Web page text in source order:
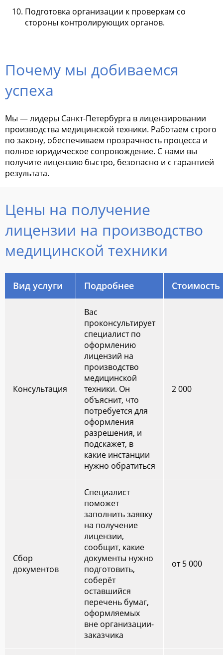
Подготовка организации к проверкам со
стороны контролирующих органов.
Почему мы добиваемся
успеха
Мы — лидеры Санкт-Петербурга в лицензировании
производства медицинской техники. Работаем строго
по закону, обеспечиваем прозрачность процесса и
полное юридическое сопровождение. С нами вы
получите лицензию быстро, безопасно и с гарантией
результата.
Цены на получение
лицензии на производство
медицинской техники
Вид услуги Подробнее Стоимость
Консультация
Вас
проконсультирует
специалист по
оформлению
лицензий на
производство
медицинской
техники. Он
объяснит, что
потребуется для
оформления
разрешения, и
подскажет, в
какие инстанции
нужно обратиться
2 000
Сбор
документов
Специалист
поможет
заполнить заявку
на получение
лицензии,
сообщит, какие
документы нужно
подготовить,
соберёт
оставшийся
перечень бумаг,
оформляемых
вне организации-
заказчика
от 5 000